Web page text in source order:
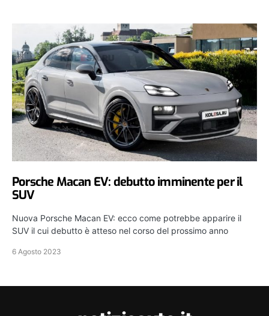
Porsche Macan EV: debutto imminente per il
SUV
Nuova Porsche Macan EV: ecco come potrebbe apparire il
SUV il cui debutto è atteso nel corso del prossimo anno
6 Agosto 2023